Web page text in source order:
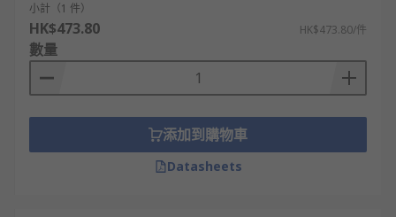
小計（1 件）
HK$473.80 HK$473.80/件
數量
添加到購物車
Datasheets